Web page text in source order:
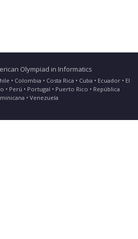
Olympiad in Informatics
• Colombia • Costa Rica • Cuba • Ecuador • El
• Perú • Portugal • Puerto Rico • República
• Venezuela